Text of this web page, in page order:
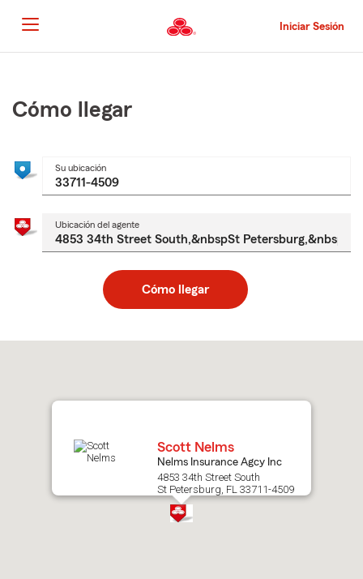
al
contenido
principal
Iniciar Sesión
principal
Cómo llegar
Su ubicación
Ubicación del agente
Cómo llegar
to
Scott Nelms
Nelms Insurance Agcy Inc
4853 34th Street South
St Petersburg, FL 33711-4509